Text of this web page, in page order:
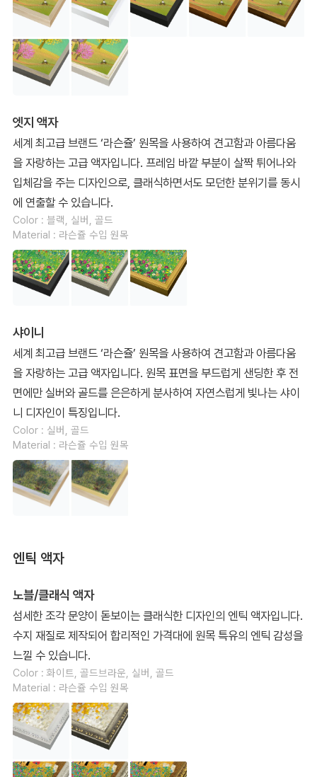
엣지 액자
세계 최고급 브랜드 ‘라슨쥴’ 원목을 사용하여 견고함과 아름다움
을 자랑하는 고급 액자입니다. 프레임 바깥 부분이 살짝 튀어나와
입체감을 주는 디자인으로, 클래식하면서도 모던한 분위기를 동시
에 연출할 수 있습니다.
Color : 블랙, 실버, 골드
Material : 라슨쥴 수입 원목
샤이니
세계 최고급 브랜드 ‘라슨쥴’ 원목을 사용하여 견고함과 아름다움
을 자랑하는 고급 액자입니다. 원목 표면을 부드럽게 샌딩한 후 전
면에만 실버와 골드를 은은하게 분사하여 자연스럽게 빛나는 샤이
니 디자인이 특징입니다.
Color : 실버, 골드
Material : 라슨쥴 수입 원목
엔틱 액자
노블/클래식 액자
섬세한 조각 문양이 돋보이는 클래식한 디자인의 엔틱 액자입니다.
수지 재질로 제작되어 합리적인 가격대에 원목 특유의 엔틱 감성을
느낄 수 있습니다.
Color : 화이트, 골드브라운, 실버, 골드
Material : 라슨쥴 수입 원목